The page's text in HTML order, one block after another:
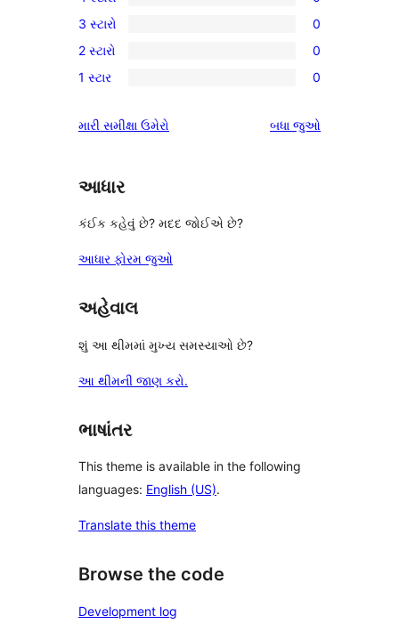
5-
સ્ટાર
સમીક્ષા
0
4-
સ્ટાર
સમીક્ષાઓ
0
3-
સ્ટાર
3 સ્ટારો 0
0
2-
સમીક્ષાઓ
2 સ્ટારો 0
0
સ્ટાર
1 સ્ટાર 0
મારી સમીક્ષા ઉમેરો બધા સમીક્ષાઓ
જુઓ
આધાર
કંઈક કહેવું છે? મદદ જોઈએ છે?
આધાર ફોરમ જુઓ
અહેવાલ
શું આ થીમમાં મુખ્ય સમસ્યાઓ છે?
આ થીમની જાણ કરો.
ભાષાંતર
This theme is available in the following
languages: English (US).
Translate this theme
Browse the code
Development log